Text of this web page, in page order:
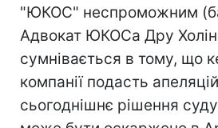
"ЮКОС" неспроможним
Адвокат ЮКОСа Дру
сумнівається в тому, що
компанії подасть
сьогоднішнє рішення